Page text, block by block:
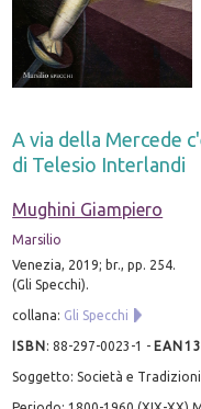
A via della Mercede
di Telesio Interlandi
Mughini Giampiero
Marsilio
Venezia, 2019; br., pp. 254.
(Gli Specchi).
collana: Gli Specchi
ISBN:88-297-0023-1 - EAN13
Soggetto: Società e Tradizioni